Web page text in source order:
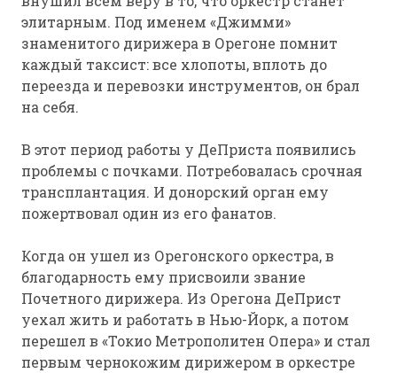
элитарным. Под именем «Джимми»
знаменитого дирижера в Орегоне помнит
каждый таксист: все хлопоты, вплоть до
переезда и перевозки инструментов, он брал
на себя.
В этот период работы у ДеПриста появились
проблемы с почками. Потребовалась срочная
трансплантация. И донорский орган ему
пожертвовал один из его фанатов.
Когда он ушел из Орегонского оркестра, в
благодарность ему присвоили звание
Почетного дирижера. Из Орегона ДеПрист
уехал жить и работать в Нью-Йорк, а потом
перешел в «Токио Метрополитен Опера» и стал
первым чернокожим дирижером в оркестре